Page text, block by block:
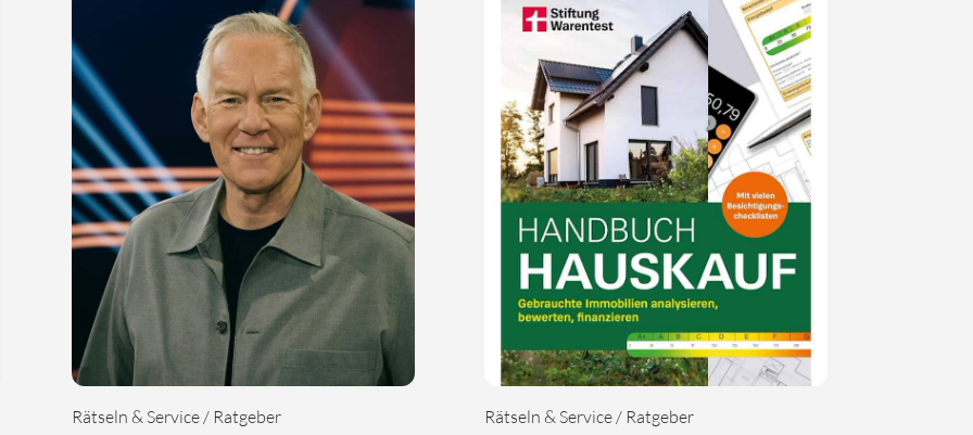
Rätseln & Service / Ratgeber Rätseln & Service / Ratgeber